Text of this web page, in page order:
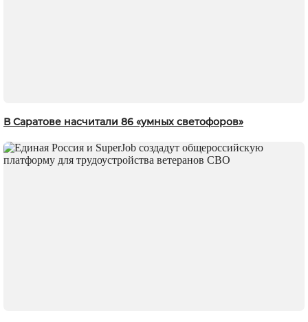
В Саратове насчитали 86 «умных светофоров»